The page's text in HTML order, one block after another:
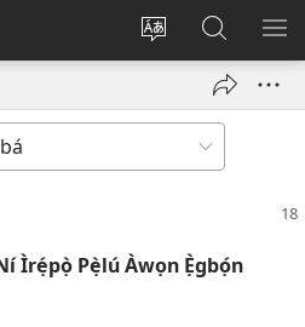
Yí
pa
Wọlé
(opens
Wa
JW.ORG
Ìrẹ́pọ̀ Pẹ̀lú Àwọn Ẹ̀gbọ́n